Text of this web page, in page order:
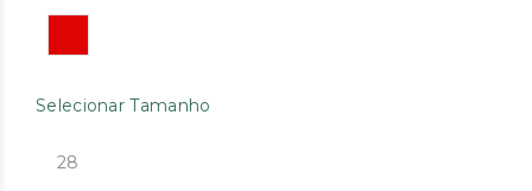
Selecionar Tamanho
28